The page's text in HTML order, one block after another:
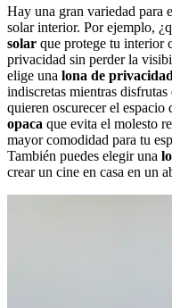
Hay una gran variedad para
solar interior. Por ejemplo,
solar que protege tu interior
privacidad sin perder la
elige una lona de
indiscretas mientras
quieren oscurecer el espacio
opaca que evita el molesto
mayor comodidad para tu
También puedes elegir una
crear un cine en casa en un